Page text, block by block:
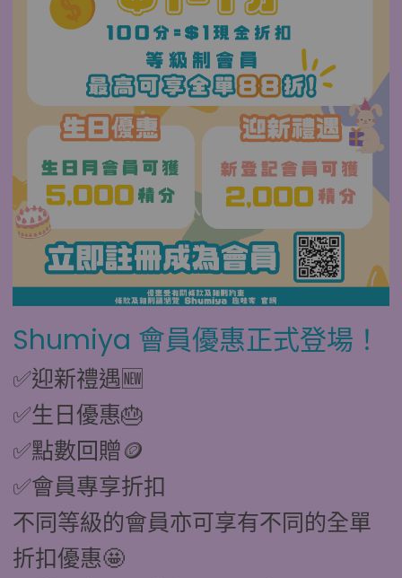
Shumiya 會員優惠正式登場！
✅迎新禮遇🆕
✅生日優惠🎂
✅點數回贈🪙
✅會員專享折扣
不同等級的會員亦可享有不同的全單
折扣優惠🤩